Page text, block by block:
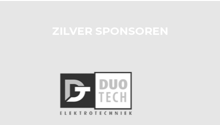
ZILVER SPONSOREN